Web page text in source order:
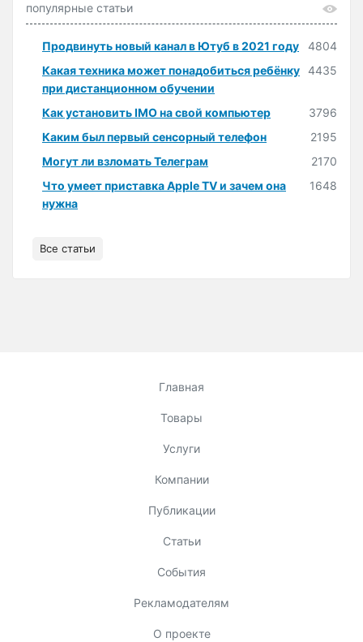
популярные статьи
Продвинуть новый канал в Ютуб в 2021 году
4804
Какая техника может понадобиться ребёнку
при дистанционном обучении
4435
Как установить IMO на свой компьютер
3796
Каким был первый сенсорный телефон
2195
Могут ли взломать Телеграм
2170
Что умеет приставка Apple TV и зачем она
нужна
1648
Все статьи
Главная
Товары
Услуги
Компании
Публикации
Статьи
События
Рекламодателям
О проекте